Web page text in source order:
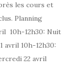
les cours et
Planning
10h-12h30: Nuit
avril 10h-12h30:
22 avril